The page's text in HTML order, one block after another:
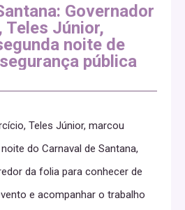
Governador
Teles Júnior,
noite de
pública
Teles Júnior, marcou
do Carnaval de Santana,
da folia para conhecer de
e acompanhar o trabalho